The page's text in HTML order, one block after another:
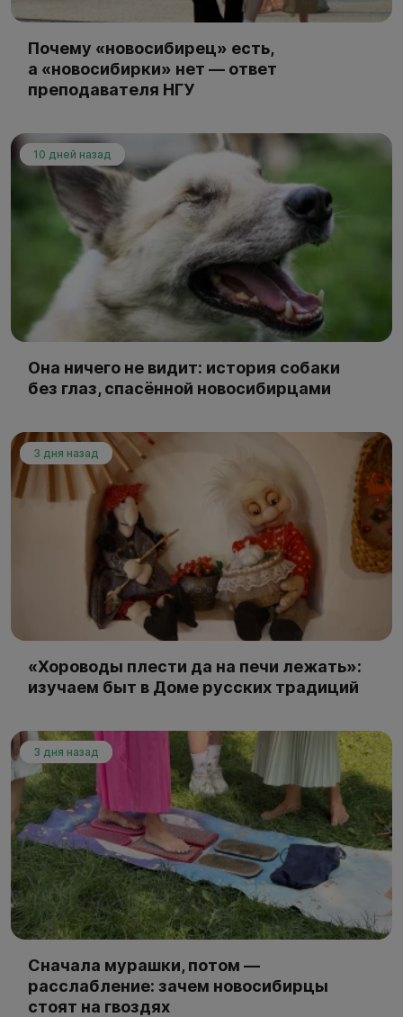
Почему «новосибирец» есть,
а «новосибирки» нет — ответ
преподавателя НГУ
10 дней назад
Она ничего не видит: история собаки
без глаз, спасённой новосибирцами
3 дня назад
«Хороводы плести да на печи лежать»:
изучаем быт в Доме русских традиций
3 дня назад
Сначала мурашки, потом —
расслабление: зачем новосибирцы
стоят на гвоздях